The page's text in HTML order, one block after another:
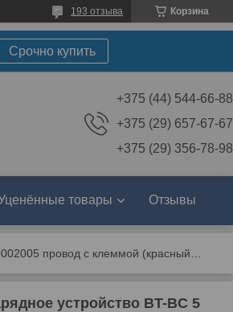
Корзина
193 отзыва
Срочно купить
+375 (44) 544-66-88
+375 (29) 657-67-67
+375 (29) 356-78-98
товары Отзывы
устройство BT-BC 5